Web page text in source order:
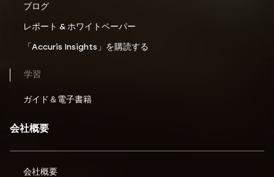
ブログ
レポート & ホワイトペーパー
「Accuris Insights」を購読する
学習
ガイド＆電子書籍
会社概要
会社概要